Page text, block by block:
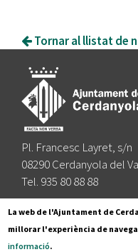
Tornar al llistat de
Pl. Francesc Layret, s/n
08290 Cerdanyola del
Tel. 935 80 88 88
Segueix-nos a:
La web de l'Ajuntament de
millorar l'experiència de
informació.